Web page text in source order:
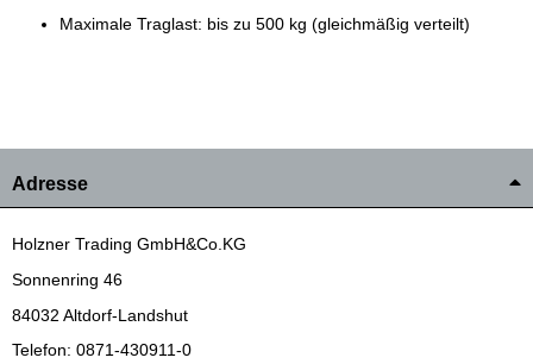
Maximale Traglast: bis zu 500 kg (gleichmäßig verteilt)
Adresse
Holzner Trading GmbH&Co.KG
Sonnenring 46
84032 Altdorf-Landshut
Telefon: 0871-430911-0